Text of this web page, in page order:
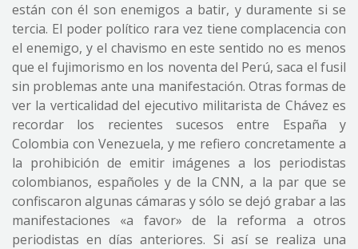
están con él son enemigos a batir, y duramente si se
tercia. El poder político rara vez tiene complacencia con
el enemigo, y el chavismo en este sentido no es menos
que el fujimorismo en los noventa del Perú, saca el fusil
sin problemas ante una manifestación. Otras formas de
ver la verticalidad del ejecutivo militarista de Chávez es
recordar los recientes sucesos entre España y
Colombia con Venezuela, y me refiero concretamente a
la prohibición de emitir imágenes a los periodistas
colombianos, españoles y de la CNN, a la par que se
confiscaron algunas cámaras y sólo se dejó grabar a las
manifestaciones «a favor» de la reforma a otros
periodistas en días anteriores. Si así se realiza una